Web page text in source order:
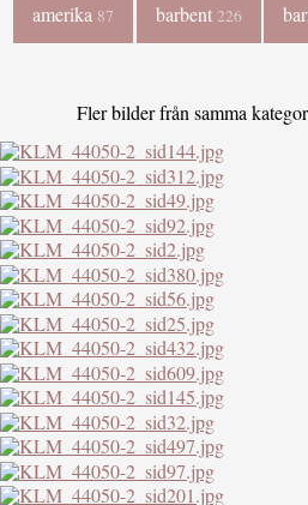
amerika 87 barbent 226
Fler bilder från samma